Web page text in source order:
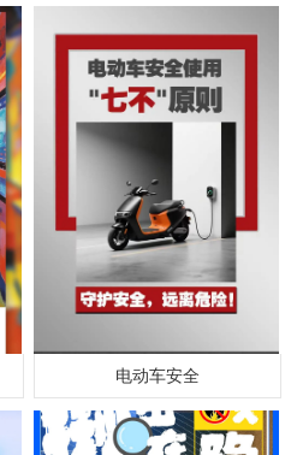
电动车安全